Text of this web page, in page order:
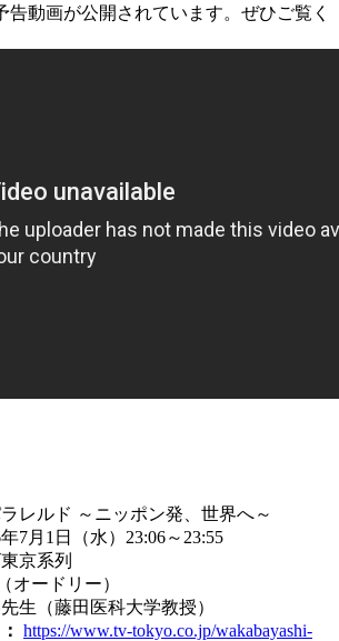
告動画が公開されています。ぜひご覧く
レルド ～ニッポン発、世界へ～
年7月1日（水）23:06～23:55
京系列
オードリー）
生（藤田医科大学教授）
https://www.tv-tokyo.co.jp/wakabayashi-